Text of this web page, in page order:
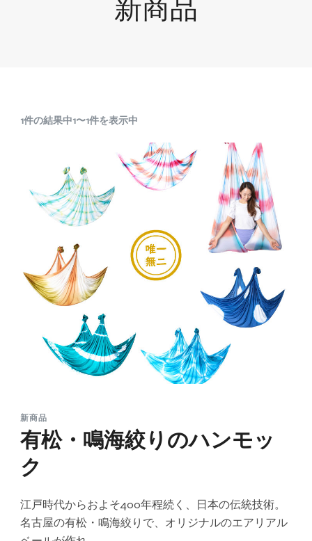
新商品
1件の結果中1〜1件を表示中
新商品
有松・鳴海絞りのハンモッ
ク
江戸時代からおよそ400年程続く、日本の伝統技術。
名古屋の有松・鳴海絞りで、オリジナルのエアリアル